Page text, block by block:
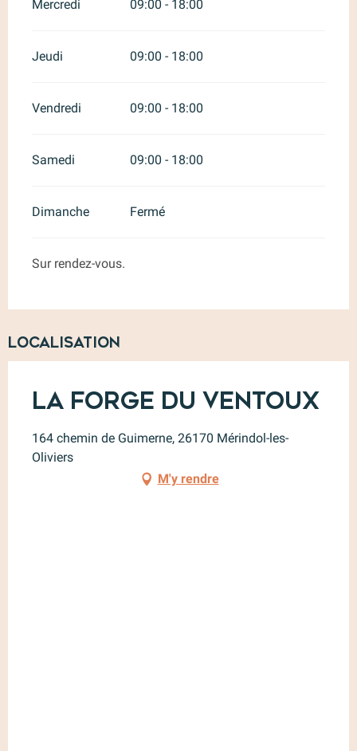
Mercredi 09:00 - 18:00
Jeudi 09:00 - 18:00
Vendredi 09:00 - 18:00
Samedi 09:00 - 18:00
Dimanche Fermé
Sur rendez-vous.
Localisation
La Forge du Ventoux
164 chemin de Guimerne, 26170 Mérindol-les-
Oliviers
M'y rendre